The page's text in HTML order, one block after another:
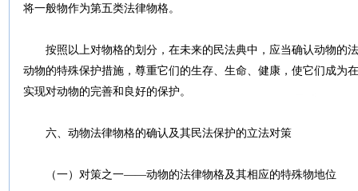
将一般物作为第五类法律物格。
按照以上对物格的划分，在未来的民法典中，应当确认动物的
动物的特殊保护措施，尊重它们的生存、生命、健康，使它们成为
实现对动物的完善和良好的保护。
六、动物法律物格的确认及其民法保护的立法对策
（一）对策之一――动物的法律物格及其相应的特殊物地位